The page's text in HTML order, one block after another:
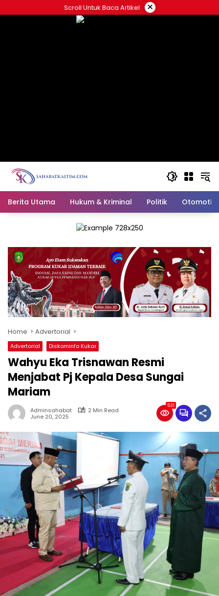
to
Scroll Untuk Baca Artikel ×
Berita Utama Hukum & Kriminal Politik Otomotif
Home Advertorial
Advertorial Diskominfo Kukar
Wahyu Eka Trisnawan Resmi
Menjabat Pj Kepala Desa Sungai
Mariam
Adminsahabat
2 Min Read
June 20, 2025
531